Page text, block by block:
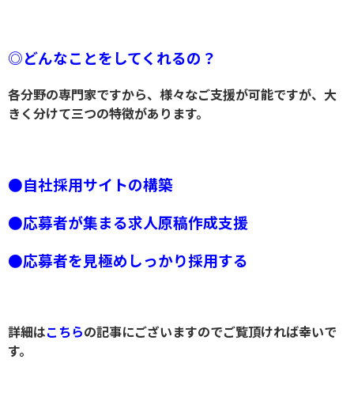
◎どんなことをしてくれるの？
各分野の専門家ですから、様々なご支援が可能ですが、大
きく分けて三つの特徴があります。
●自社採用サイトの構築
●応募者が集まる求人原稿作成支援
●応募者を見極めしっかり採用する
詳細はこちらの記事にございますのでご覧頂ければ幸いで
す。